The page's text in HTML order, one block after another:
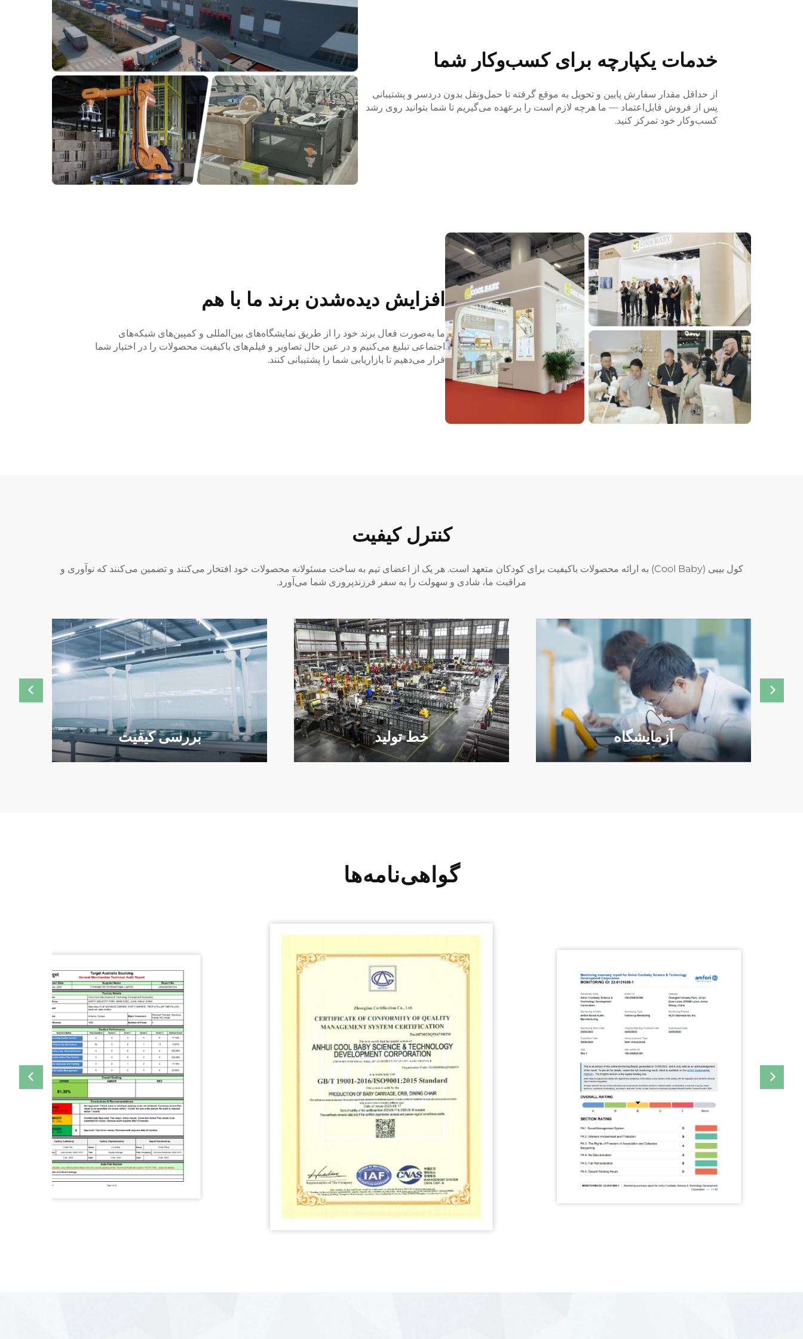
خدمات یکپارچه برای کسب‌وکار شما
از حداقل مقدار سفارش پایین و تحویل به موقع گرفته تا حمل‌ونقل بدون دردسر و پشتیبانی
پس از فروش قابل‌اعتماد — ما هرچه لازم است را برعهده می‌گیریم تا شما بتوانید روی رشد
کسب‌وکار خود تمرکز کنید.
افزایش دیده‌شدن برند ما با هم
ما به‌صورت فعال برند خود را از طریق نمایشگاه‌های بین‌المللی و کمپین‌های شبکه‌های
اجتماعی تبلیغ می‌کنیم و در عین حال تصاویر و فیلم‌های باکیفیت محصولات را در اختیار شما
قرار می‌دهیم تا بازاریابی شما را پشتیبانی کنند.
کنترل کیفیت
کول بیبی (Cool Baby) به ارائه محصولات باکیفیت برای کودکان متعهد است. هر یک از اعضای تیم به ساخت مسئولانه محصولات خود افتخار می‌کنند و تضمین می‌کنند که نوآوری و
مراقبت ما، شادی و سهولت را به سفر فرزندپروری شما می‌آورد.
آزمایشگاه خط تولید بررسی کیفیت
گواهی‌نامه‌ها